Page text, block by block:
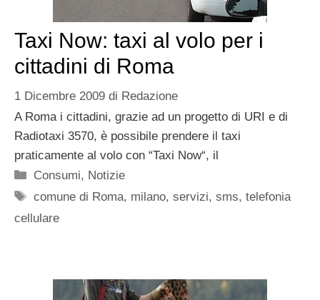
Taxi Now: taxi al volo per i
cittadini di Roma
1 Dicembre 2009 di Redazione
A Roma i cittadini, grazie ad un progetto di URI e di
Radiotaxi 3570, è possibile prendere il taxi
praticamente al volo con “Taxi Now“, il
Categorie
Consumi, Notizie
Tag
comune di Roma, milano,servizi,sms,telefonia
cellulare